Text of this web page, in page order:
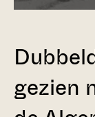
gezien